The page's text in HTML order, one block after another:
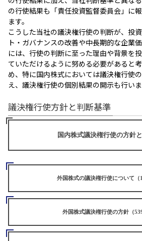
の行使結果も「責任投資監督委員会」に
ます。
こうした当社の議決権行使の判断が、投
ト・ガバナンスの改善や中長期的な企業
には、行使の判断に至った理由や背景を
ていただけるように努める必要があると
め、特に国内株式においては議決権行使
え、議決権行使の個別結果の開示も行いま
議決権行使方針と判断基準
国内株式議決権行使の方針
外国株式の議決権行使について（
外国株式議決権行使の方針（